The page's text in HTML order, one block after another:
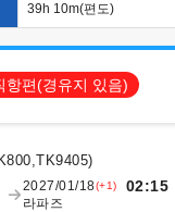
39h 10m(편도)
항편(경유지 있음)
)
2027/01/18(+1) 02:15
라파즈